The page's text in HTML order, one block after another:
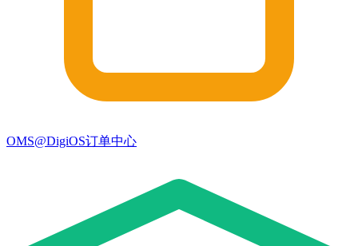
OMS@DigiOS订单中心